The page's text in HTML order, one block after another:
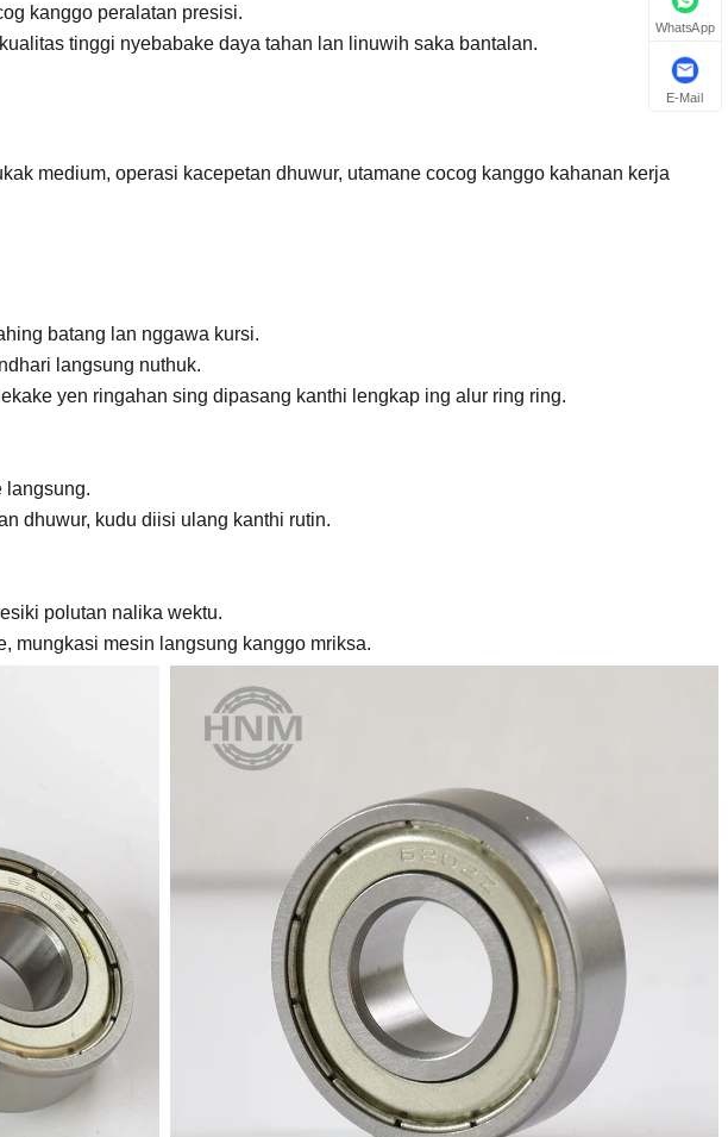
kanggo peralatan presisi.
tinggi nyebabake daya tahan lan linuwih saka bantalan.
medium, operasi kacepetan dhuwur, utamane cocog kanggo kahanan kerja
batang lan nggawa kursi.
langsung nuthuk.
yen ringahan sing dipasang kanthi lengkap ing alur ring ring.
langsung.
dhuwur, kudu diisi ulang kanthi rutin.
polutan nalika wektu.
mungkasi mesin langsung kanggo mriksa.
WhatsApp
E-Mail